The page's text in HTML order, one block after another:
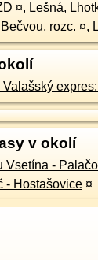
¤, Lešná,
rozc. ¤,
v okolí
Vsetína -
- Hostašovice ¤